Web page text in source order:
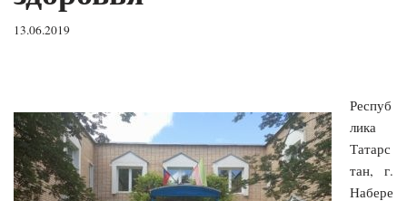
13.06.2019
Респуб
лика
Татарс
тан, г.
Набере